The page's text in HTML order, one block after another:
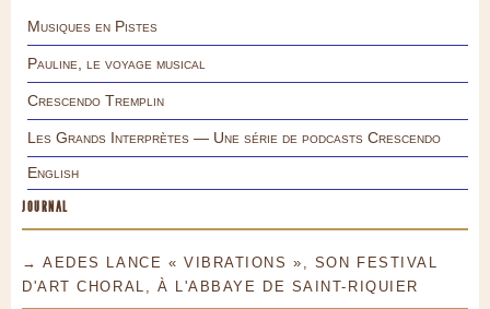
Musiques en Pistes
Pauline, le voyage musical
Crescendo Tremplin
Les Grands Interprètes — Une série de podcasts Crescendo
English
JOURNAL
→ AEDES LANCE « VIBRATIONS », SON FESTIVAL
D'ART CHORAL, À L'ABBAYE DE SAINT-RIQUIER